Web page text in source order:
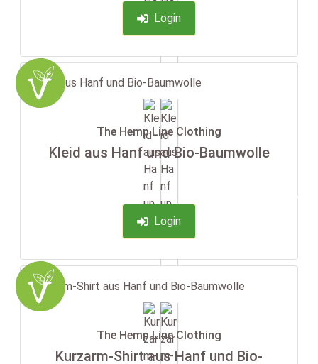
Login
The Hemp Line Clothing
Kleid aus Hanf und Bio-Baumwolle
Login
-35%
The Hemp Line Clothing
Kurzarm-Shirt aus Hanf und Bio-